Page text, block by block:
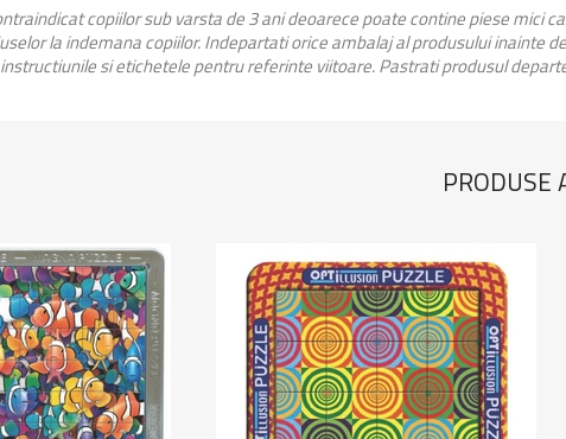
copiilor sub varsta de 3 ani deoarece poate contine piese mici
la indemana copiilor. Indepartati orice ambalaj al produsului inainte
si etichetele pentru referinte viitoare. Pastrati produsul
PRODUSE